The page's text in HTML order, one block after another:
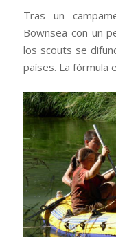
Tras un
Bownsea con un
los scouts se
países. La fórmula